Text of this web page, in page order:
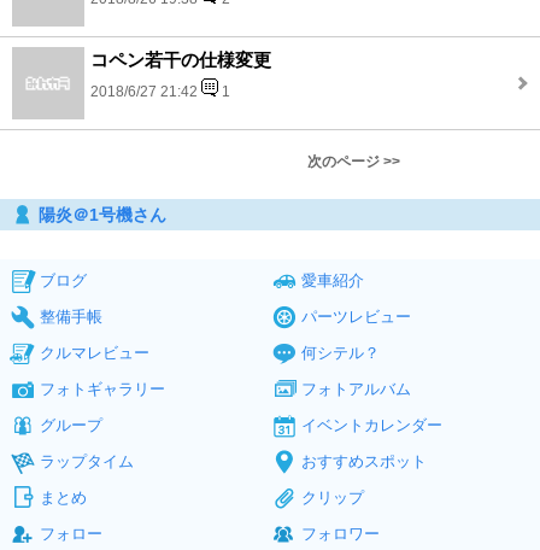
コペン若干の仕様変更
2018/6/27 21:42 1
次のページ >>
陽炎＠1号機さん
ブログ
愛車紹介
整備手帳
パーツレビュー
クルマレビュー
何シテル？
フォトギャラリー
フォトアルバム
グループ
イベントカレンダー
ラップタイム
おすすめスポット
まとめ
クリップ
フォロー
フォロワー